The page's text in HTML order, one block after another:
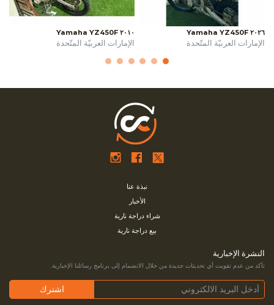
٢٠٢٦ Yamaha YZ450F
الإمارات العربيّة المتّحدة
٢٠١٠ Yamaha YZ450F
الإمارات العربيّة المتّحدة
نبذة عنا
الأخبار
شراء دراجة نارية
بيع دراجة نارية
النشرة الإخبارية
تأكد من عدم تفويت أي تحديثات جديدة من خلال الانضمام إلى برنامج رسائلنا الإخبارية.